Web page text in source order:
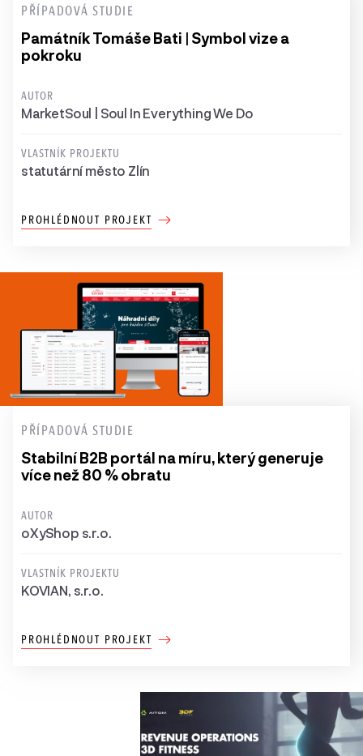
PŘÍPADOVÁ STUDIE
Památník Tomáše Bati | Symbol vize a
pokroku
AUTOR
MarketSoul | Soul In Everything We Do
VLASTNÍK PROJEKTU
statutární město Zlín
PROHLÉDNOUT PROJEKT
PŘÍPADOVÁ STUDIE
Stabilní B2B portál na míru, který generuje
více než 80 % obratu
AUTOR
oXyShop s.r.o.
VLASTNÍK PROJEKTU
KOVIAN, s.r.o.
PROHLÉDNOUT PROJEKT